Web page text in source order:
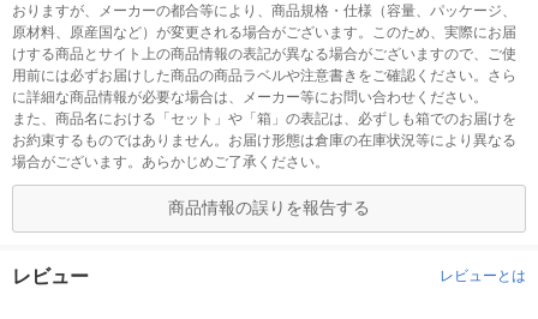
おりますが、メーカーの都合等により、商品規格・仕様（容量、パッケージ、
原材料、原産国など）が変更される場合がございます。このため、実際にお届
けする商品とサイト上の商品情報の表記が異なる場合がございますので、ご使
用前には必ずお届けした商品の商品ラベルや注意書きをご確認ください。さら
に詳細な商品情報が必要な場合は、メーカー等にお問い合わせください。
また、商品名における「セット」や「箱」の表記は、必ずしも箱でのお届けを
お約束するものではありません。お届け形態は倉庫の在庫状況等により異なる
場合がございます。あらかじめご了承ください。
商品情報の誤りを報告する
レビュー レビューとは